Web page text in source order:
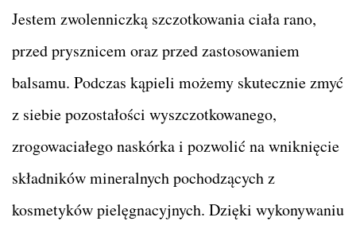
Jestem zwolenniczką szczotkowania ciała rano,
przed prysznicem oraz przed zastosowaniem
balsamu. Podczas kąpieli możemy skutecznie zmyć
z siebie pozostałości wyszczotkowanego,
zrogowaciałego naskórka i pozwolić na wniknięcie
składników mineralnych pochodzących z
kosmetyków pielęgnacyjnych. Dzięki wykonywaniu